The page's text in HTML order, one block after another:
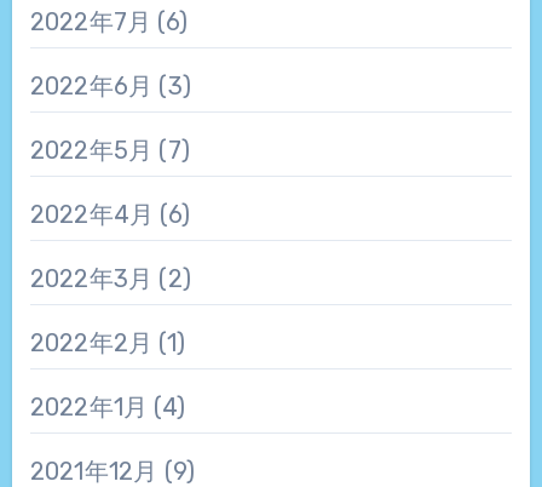
2022年7月 (6)
2022年6月 (3)
2022年5月 (7)
2022年4月 (6)
2022年3月 (2)
2022年2月 (1)
2022年1月 (4)
2021年12月 (9)